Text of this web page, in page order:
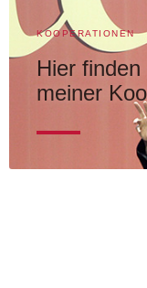
KOOPERATIONEN
Hier
meiner